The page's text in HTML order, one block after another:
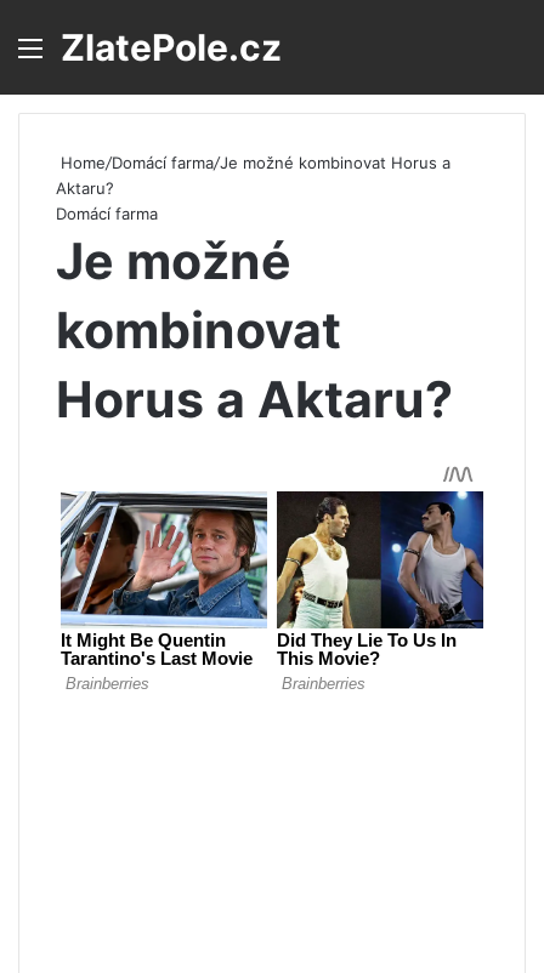
Menu
ZlatePole.cz
Home/Domácí farma/Je možné kombinovat Horus a
Aktaru?
Domácí farma
Je možné
kombinovat
Horus a Aktaru?